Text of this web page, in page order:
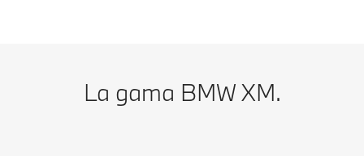
La gama BMW XM.